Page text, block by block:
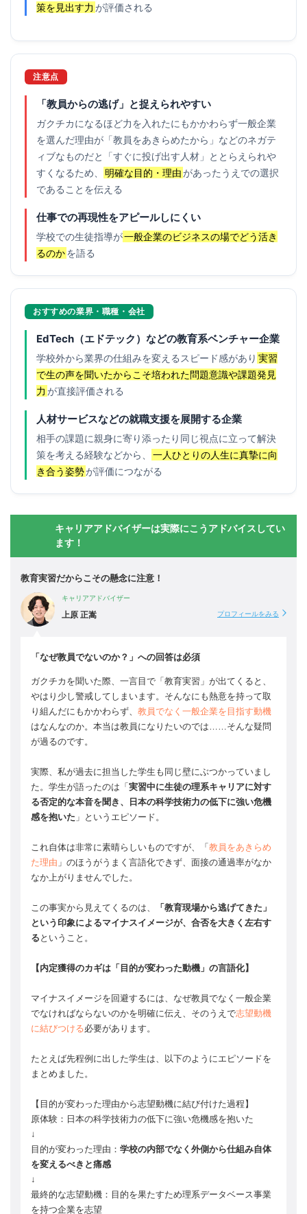
策を見出す力 が評価される
注意点
「教員からの逃げ」と捉えられやすい
ガクチカになるほど力を入れたにもかかわらず一般企業
を選んだ理由が「教員をあきらめたから」などのネガテ
ィブなものだと「すぐに投げ出す人材」ととらえられや
すくなるため、
明確な目的・理由があったうえでの選択
であることを伝える
仕事での再現性をアピールしにくい
学校での生徒指導が一般企業のビジネスの場でどう活き
るのかを語る
おすすめの業界・職種・会社
EdTech（エドテック）などの教育系ベンチャー企業
学校外から業界の仕組みを変えるスピード感があり 実習
で生の声を聞いたからこそ培われた問題意識や課題発見
力 が直接評価される
人材サービスなどの就職支援を展開する企業
相手の課題に親身に寄り添ったり同じ視点に立って解決
策を考える経験などから、
一人ひとりの人生に真摯に向
き合う姿勢が評価につながる
キャリアアドバイザーは実際にこうアドバイスしてい
ます！
教育実習だからこその懸念に注意！
キャリアアドバイザー
上原 正嵩 プロフィールをみる
「なぜ教員でないのか？」への回答は必須
ガクチカを聞いた際、一言目で「教育実習」が出てくると、
やはり少し警戒してしまいます。そんなにも熱意を持って取
り組んだにもかかわらず、 教員でなく一般企業を目指す動機
はなんなのか。本当は教員になりたいのでは……そんな疑問
が過るのです。
実際、私が過去に担当した学生も同じ壁にぶつかっていまし
た。学生が語ったのは「 実習中に生徒の理系キャリアに対す
る否定的な本音を聞き、日本の科学技術力の低下に強い危機
感を抱いた 」というエピソード。
これ自体は非常に素晴らしいものですが、「 教員をあきらめ
た理由 」のほうがうまく言語化できず、面接の通過率がなか
なか上がりませんでした。
この事実から見えてくるのは、
「教育現場から逃げてきた」
という印象によるマイナスイメージが、合否を大きく左右す
る ということ。
【内定獲得のカギは「目的が変わった動機」の言語化】
マイナスイメージを回避するには、なぜ教員でなく一般企業
でなければならないのかを明確に伝え、そのうえで志望動機
に結びつける必要があります。
たとえば先程例に出した学生は、以下のようにエピソードを
まとめました。
【目的が変わった理由から志望動機に結び付けた過程】
原体験：日本の科学技術力の低下に強い危機感を抱いた
↓
目的が変わった理由： 学校の内部でなく外側から仕組み自体
を変えるべきと痛感
↓
最終的な志望動機：目的を果たすため理系データベース事業
を持つ企業を志望